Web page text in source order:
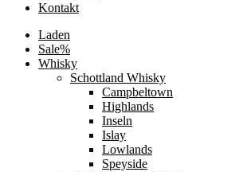
Kontakt
Laden
Sale%
Whisky
Schottland Whisky
Campbeltown
Highlands
Inseln
Islay
Lowlands
Speyside